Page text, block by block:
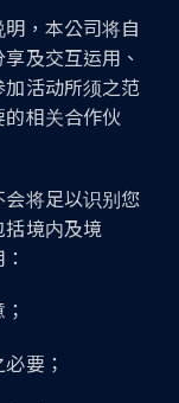
，本公司将自
及交互运用、
活动所须之范
相关合作伙
将足以识别您
境内及境
要；